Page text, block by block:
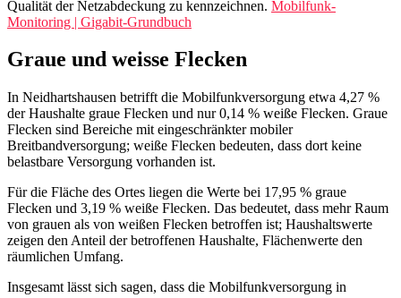
Mobilfunkprofil für Neidhartshausen